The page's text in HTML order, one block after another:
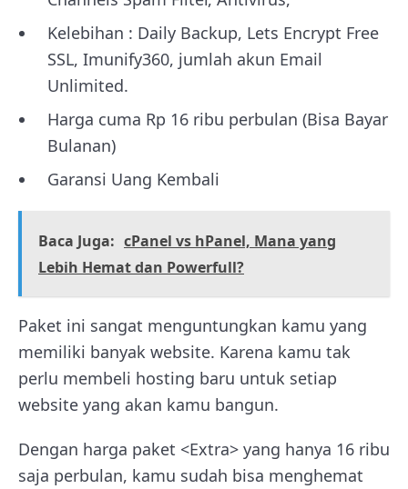
Kelebihan : Daily Backup, Lets Encrypt Free
SSL, Imunify360, jumlah akun Email
Unlimited.
Harga cuma Rp 16 ribu perbulan (Bisa Bayar
Bulanan)
Garansi Uang Kembali
Baca Juga: cPanel vs hPanel, Mana yang
Lebih Hemat dan Powerfull?
Paket ini sangat menguntungkan kamu yang
memiliki banyak website. Karena kamu tak
perlu membeli hosting baru untuk setiap
website yang akan kamu bangun.
Dengan harga paket <Extra> yang hanya 16 ribu
saja perbulan, kamu sudah bisa menghemat